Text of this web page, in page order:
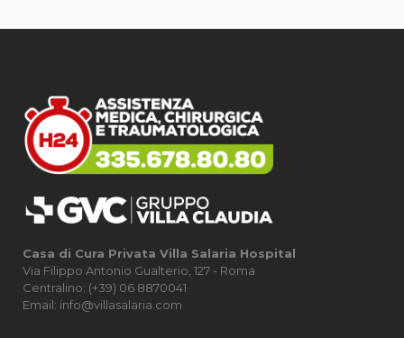
Casa di Cura Privata Villa Salaria Hospital
Via Filippo Antonio Gualterio, 127 - Roma
Centralino: (+39) 06 8870041
Email: info@villasalaria.com